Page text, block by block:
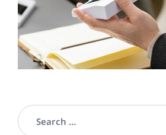
RESEARCH
Conducting Financial